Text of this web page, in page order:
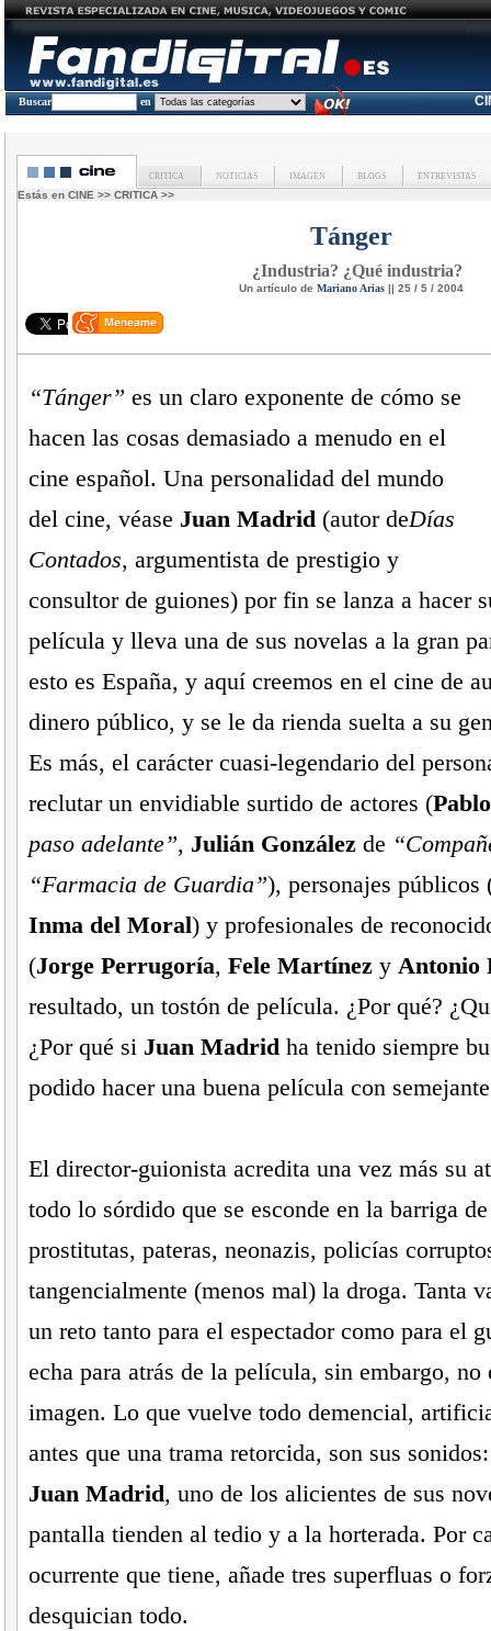
Buscar en
CRITICA NOTICIAS IMAGEN BLOGS ENTREVISTAS
Estás en CINE >> CRITICA >>
Tánger
¿Industria? ¿Qué industria?
Un artículo de Mariano Arias || 25 / 5 / 2004
“Tánger” es un claro exponente de cómo se
hacen las cosas demasiado a menudo en el
cine español. Una personalidad del mundo
del cine, véase Juan Madrid(autor deDías
Contados, argumentista de prestigio y
consultor de guiones) por fin se lanza a hacer
película y lleva una de sus novelas a la gran
esto es España, y aquí creemos en el cine de
dinero público, y se le da rienda suelta a su
Es más, el carácter cuasi-legendario del
reclutar un envidiable surtido de actores (
paso adelante”, Julián Gonzálezde
“Farmacia de Guardia”), personajes públicos
Inma del Moral) y profesionales de
(Jorge Perrugoría, Fele Martínez y Antonio
resultado, un tostón de película. ¿Por qué?
¿Por qué si Juan Madridha tenido siempre
podido hacer una buena película con
El director-guionista acredita una vez más su
todo lo sórdido que se esconde en la barriga
prostitutas, pateras, neonazis, policías
tangencialmente (menos mal) la droga. Tanta
un reto tanto para el espectador como para el
echa para atrás de la película, sin embargo,
imagen. Lo que vuelve todo demencial,
antes que una trama retorcida, son sus
Juan Madrid, uno de los alicientes de sus
pantalla tienden al tedio y a la horterada. Por
ocurrente que tiene, añade tres superfluas o
desquician todo.